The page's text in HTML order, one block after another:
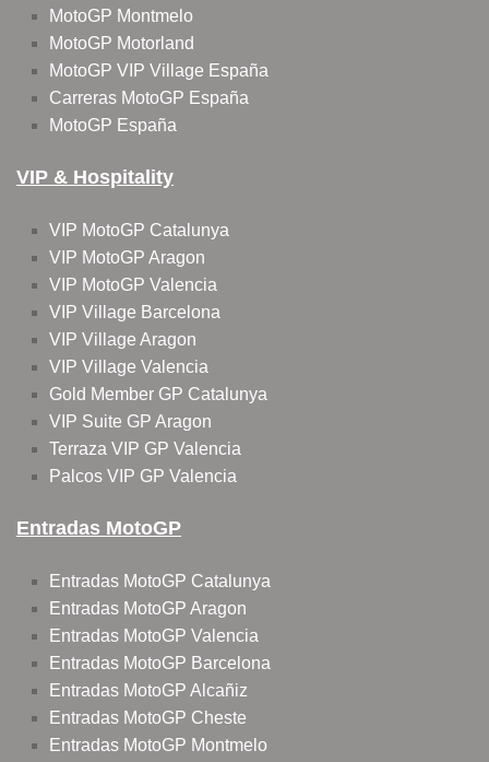
MotoGP Montmelo
MotoGP Motorland
MotoGP VIP Village España
Carreras MotoGP España
MotoGP España
VIP & Hospitality
VIP MotoGP Catalunya
VIP MotoGP Aragon
VIP MotoGP Valencia
VIP Village Barcelona
VIP Village Aragon
VIP Village Valencia
Gold Member GP Catalunya
VIP Suite GP Aragon
Terraza VIP GP Valencia
Palcos VIP GP Valencia
Entradas MotoGP
Entradas MotoGP Catalunya
Entradas MotoGP Aragon
Entradas MotoGP Valencia
Entradas MotoGP Barcelona
Entradas MotoGP Alcañiz
Entradas MotoGP Cheste
Entradas MotoGP Montmelo